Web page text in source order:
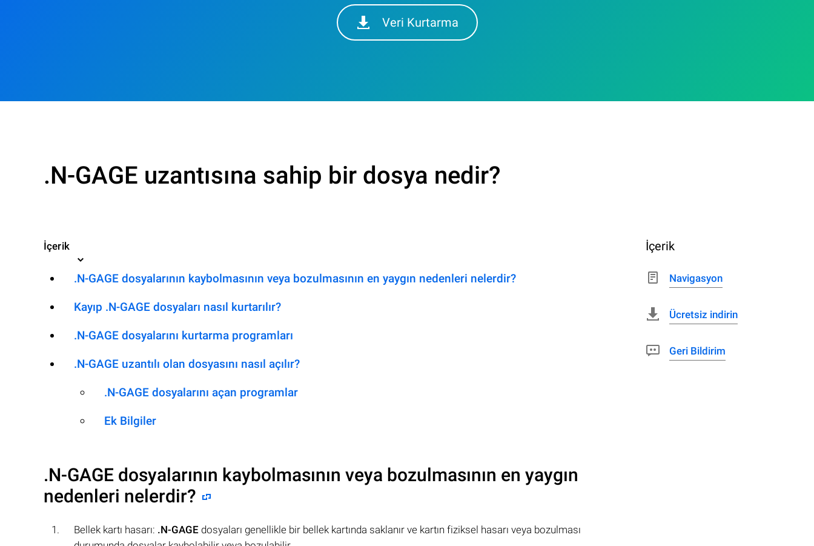
Veri Kurtarma
.N-GAGE uzantısına sahip bir dosya nedir?
İçerik
.N-GAGE dosyalarının kaybolmasının veya bozulmasının en yaygın nedenleri nelerdir?
Kayıp .N-GAGE dosyaları nasıl kurtarılır?
.N-GAGE dosyalarını kurtarma programları
.N-GAGE uzantılı olan dosyasını nasıl açılır?
.N-GAGE dosyalarını açan programlar
Ek Bilgiler
.N-GAGE dosyalarının kaybolmasının veya bozulmasının en yaygın
nedenleri nelerdir?
Bellek kartı hasarı: .N-GAGE dosyaları genellikle bir bellek kartında saklanır ve kartın fiziksel hasarı veya bozulması
İçerik
Navigasyon
Ücretsiz indirin
Geri Bildirim